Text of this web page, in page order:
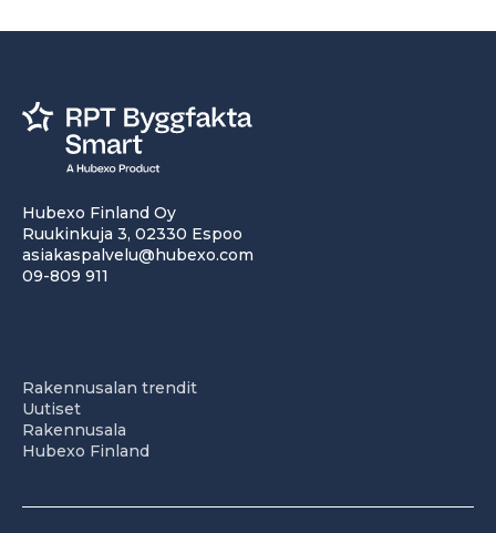
Hubexo Finland Oy
Ruukinkuja 3, 02330 Espoo
asiakaspalvelu@hubexo.com
09-809 911
Rakennusalan trendit
Uutiset
Rakennusala
Hubexo Finland